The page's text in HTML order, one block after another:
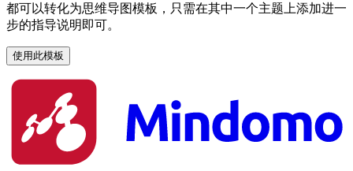
都可以转化为思维导图模板，只需在其中一个主题上添加进一
步的指导说明即可。
使用此模板